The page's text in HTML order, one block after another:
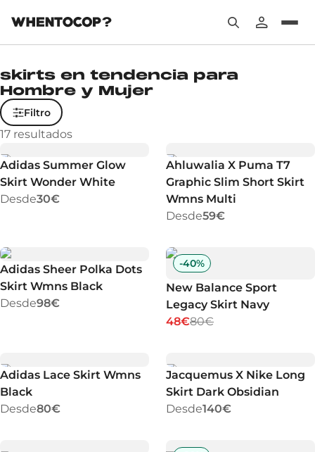
skirts en tendencia para
Hombre y Mujer
Filtro
17 resultados
Adidas Summer Glow
Skirt Wonder White
Desde30€
Ahluwalia X Puma T7
Graphic Slim Short Skirt
Wmns Multi
Desde59€
Adidas Sheer Polka Dots
Skirt Wmns Black
Desde98€
-40%
New Balance Sport
Legacy Skirt Navy
48€80€
Adidas Lace Skirt Wmns
Black
Desde80€
Jacquemus X Nike Long
Skirt Dark Obsidian
Desde140€